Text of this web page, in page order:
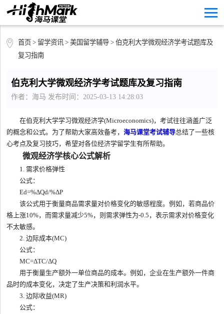
首页 > 留学资讯> 美国留学辅导> 伯克利大学微观经济学考试题库及
复习指南
伯克利大学微观经济学考试题库及复习指南
作者：海马 发布时间：2025-03-13 14:28:03
在伯克利大学学习微观经济学(Microeconomics)，考试往往涵盖广泛
的概念和公式。为了帮助大家高效备考，海马课堂考试辅导总结了一些核
心考点及复习技巧，希望对各位经济学留学生有所帮助。
微观经济学核心公式解析
1. 需求价格弹性
公式：
Ed​=%ΔQd​​/%ΔP
该公式用于衡量商品需求量对价格变化的敏感程度。例如，若商品价
格上涨10%，而需求量减少5%，则需求弹性为-0.5，表示需求对价格变化
不太敏感。
2. 边际成本(MC)
公式：
MC=ΔTC/​ΔQ
用于衡量生产额外一单位商品的成本。例如，企业在生产额外一件商
品时的成本变化，决定了生产决策和利润水平。
3. 边际收益(MR)
公式：